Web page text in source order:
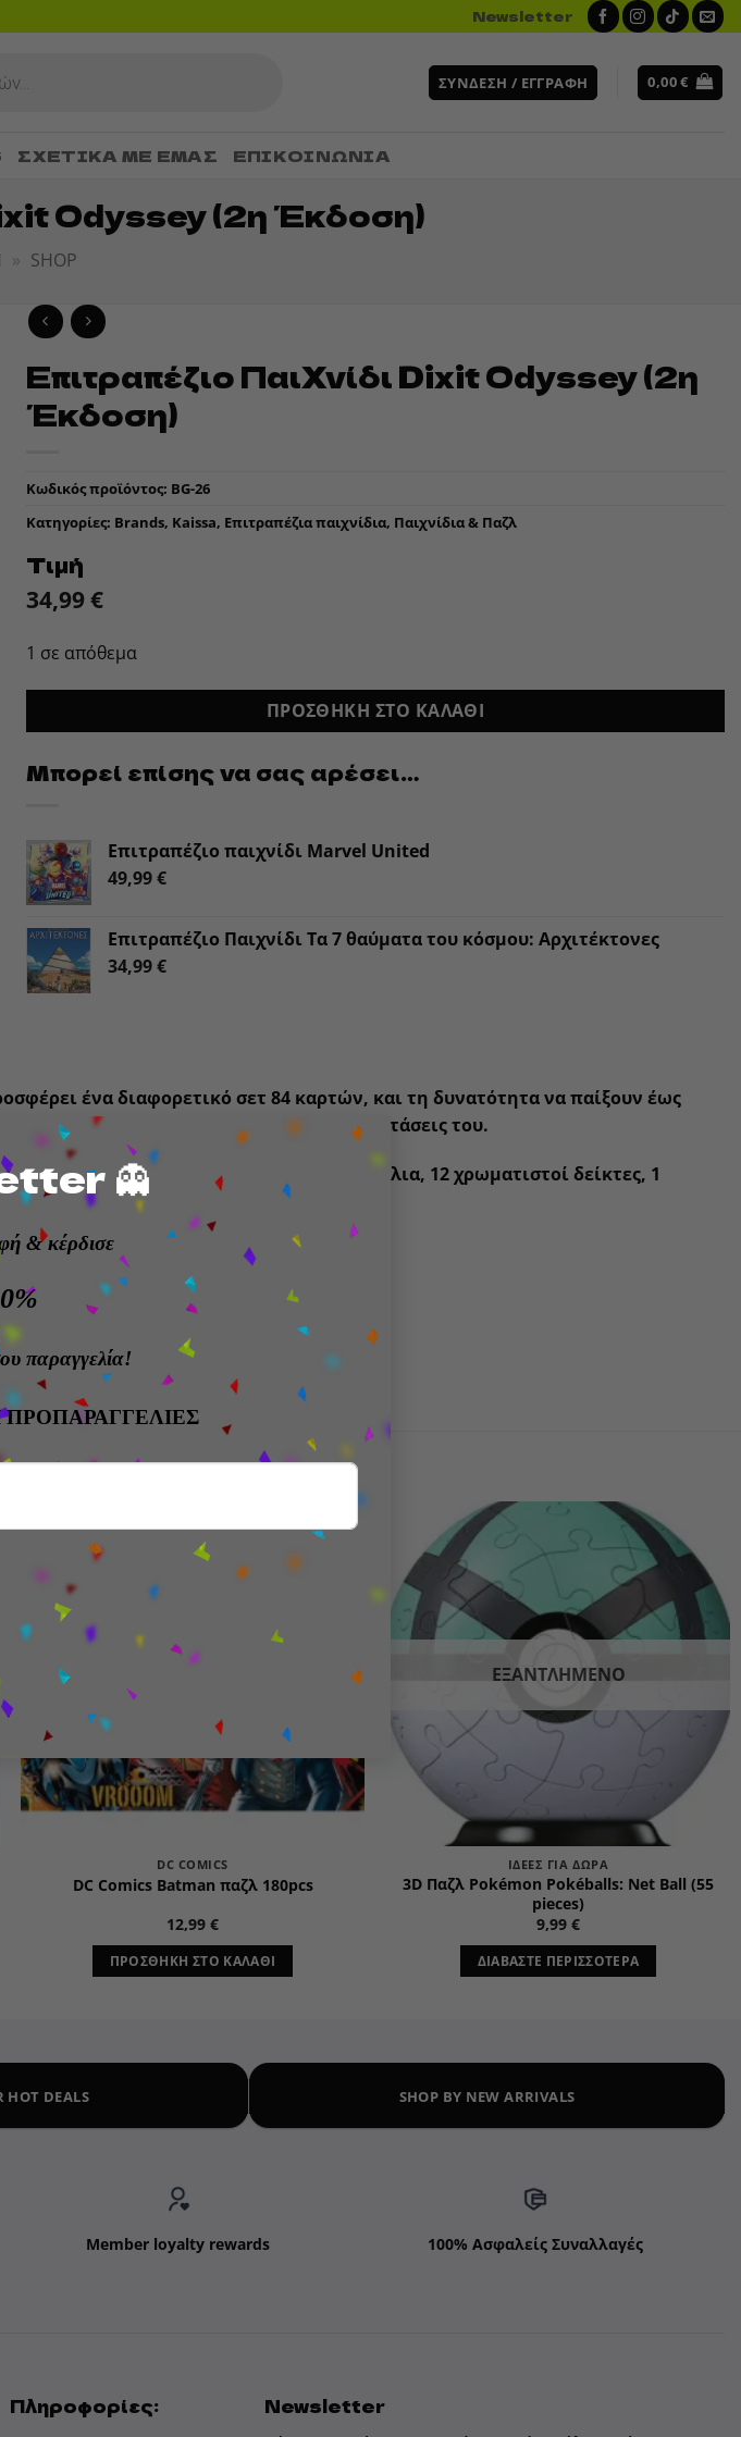
👻
& κέρδισε
παραγγελία!
ΠΡΟΠΑΡΑΓΓΕΛΙΕΣ
×
Newsletter
ΣΎΝΔΕΣΗ / ΕΓΓΡΑΦΉ 0,00€
ΣΧΕΤΙΚΆ ΜΕ ΕΜΆΣ ΕΠΙΚΟΙΝΩΝΙΑ
Odyssey (2η Έκδοση)
» SHOP
Επιτραπέζιο Παιχνίδι Dixit Odyssey (2η
Έκδοση)
Κωδικός προϊόντος: BG-26
Κατηγορίες: Brands, Kaissa, Επιτραπέζια παιχνίδια, Παιχνίδια & Παζλ
Τιμή
34,99€
1 σε απόθεμα
ΠΡΟΣΘΉΚΗ ΣΤΟ ΚΑΛΆΘΙ
Μπορεί επίσης να σας αρέσει…
Επιτραπέζιο παιχνίδι Marvel United
49,99€
Επιτραπέζιο Παιχνίδι Τα 7 θαύματα του κόσμου: Αρχιτέκτονες
34,99€
ένα διαφορετικό σετ 84 καρτών, και τη δυνατότητα να παίξουν έως
αυτόνομα, ή μαζί με το Dixit και τις επεκτάσεις του.
ψηφοφορίας, 12 ξύλινα πιόνια-κουνέλια, 12 χρωματιστοί δείκτες, 1
DC COMICS
DC Comics Batman παζλ 180pcs
12,99 €
ΠΡΟΣΘΉΚΗ ΣΤΟ ΚΑΛΆΘΙ
Add to
wishlist
ΕΞΑΝΤΛΗΜΈΝΟ
ΙΔΈΕΣ ΓΙΑ ΔΏΡΑ
3D Παζλ Pokémon Pokéballs: Net Ball (55
pieces)
9,99 €
ΔΙΑΒΆΣΤΕ ΠΕΡΙΣΣΌΤΕΡΑ
HOT DEALS SHOP BY NEW ARRIVALS
Member loyalty rewards 100% Ασφαλείς Συναλλαγές
Πληροφορίες: Newsletter